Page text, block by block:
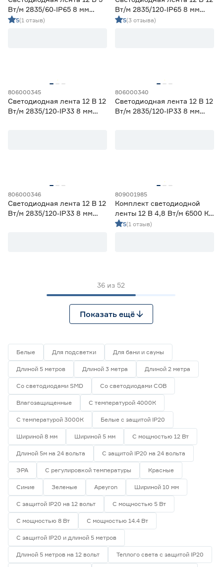
Вт/м 2835/60‑IP65 8 мм
холодный 5 м Geniled
5(1 отзыв)
Вт/м 2835/120‑IP65 8 мм
холодный 5 м Geniled
5(3 отзыва)
806000345
Светодиодная лента 12 В 12
Вт/м 2835/120‑IP33 8 мм
806000340
Светодиодная лента 12 В 12
Вт/м 2835/120‑IP33 8 мм
806000346
Светодиодная лента 12 В 12
Вт/м 2835/120‑IP33 8 мм
809001985
Комплект светодиодной
ленты 12 В 4,8 Вт/м 6500 К
IP20 2835 5 м ЭРА
5(1 отзыв)
36 из 52
Показать ещё
Белые Для подсветки Для бани и сауны
Длиной 5 метров Длиной 3 метра Длиной 2 метра
Со светодиодами SMD Со светодиодами СОВ
Влагозащищенные С температурой 4000К
С температурой 3000К Белые с защитой IP20
Шириной 8 мм Шириной 5 мм С мощностью 12 Вт
Длиной 5м на 24 вольта С защитой IP20 на 24 вольта
ЭРА С регулировкой температуры Красные
Синие Зеленые Apeyron Шириной 10 мм
С защитой IP20 на 12 вольт С мощностью 5 Вт
С мощностью 8 Вт С мощностью 14.4 Вт
С защитой IP20 и длиной 5 метров
Длиной 5 метров на 12 вольт Теплого света с защитой IP20